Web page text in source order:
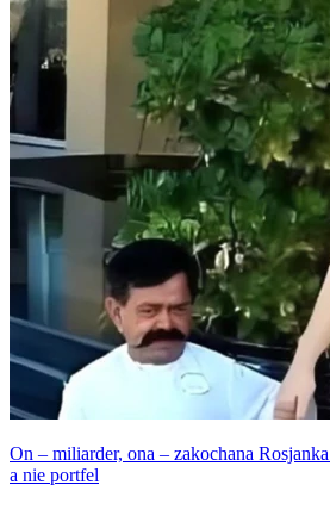
On – miliarder, ona – zakochana
a nie portfel